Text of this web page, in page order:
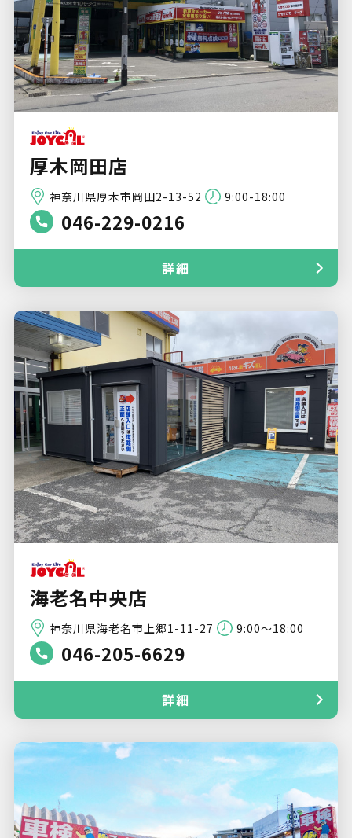
厚木岡田店
神奈川県厚木市岡田2-13-52 9:00-18:00
046-229-0216
詳細
海老名中央店
神奈川県海老名市上郷1-11-27 9:00～18:00
046-205-6629
詳細